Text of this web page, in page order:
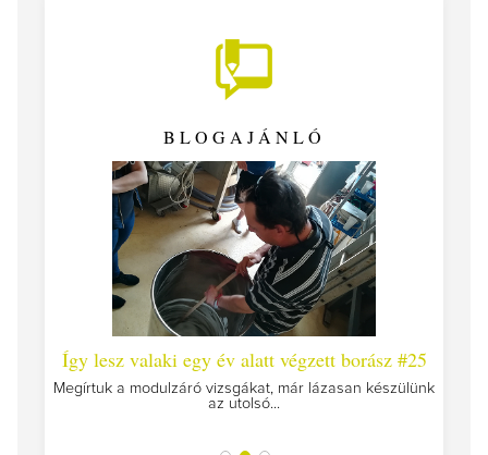
BLOGAJÁNLÓ
Így lesz valaki egy év alatt végzett borász #25
Megírtuk a modulzáró vizsgákat, már lázasan készülünk
az utolsó...